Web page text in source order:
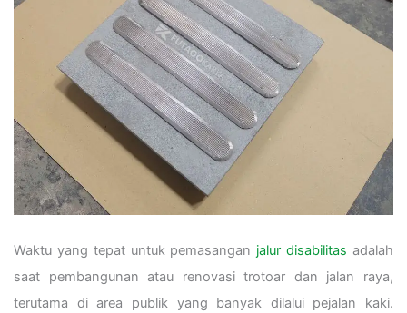
Waktu yang tepat untuk pemasangan jalur disabilitas adalah
saat pembangunan atau renovasi trotoar dan jalan raya,
terutama di area publik yang banyak dilalui pejalan kaki.